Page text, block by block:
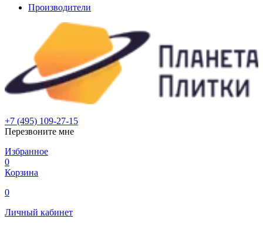
Производители
+7 (495) 109-27-15
Перезвоните мне
Избранное
0
Корзина
0
Личный кабинет